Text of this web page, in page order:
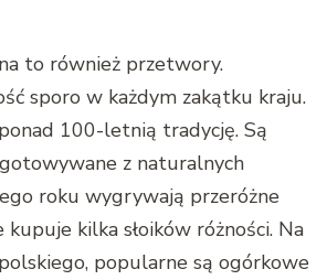
to również przetwory.
sporo w każdym zakątku kraju.
100-letnią tradycję. Są
z naturalnych
roku wygrywają przeróżne
kupuje kilka słoików różności. Na
popularne są ogórkowe